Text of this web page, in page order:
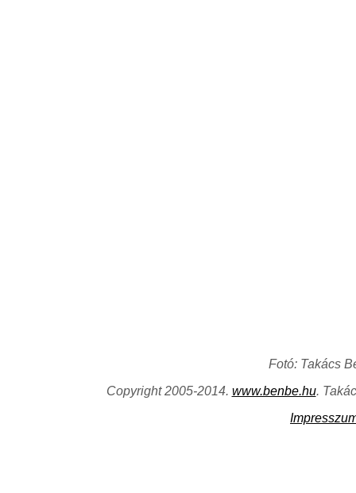
Fotó: Takács
Copyright 2005-2014. www.benbe.hu.